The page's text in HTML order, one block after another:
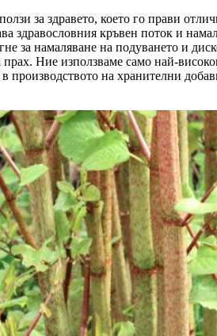
за здравето, което го прави
здравословния кръвен поток и
за намаляване на подуването и
Ние използваме само най-
на хранителни